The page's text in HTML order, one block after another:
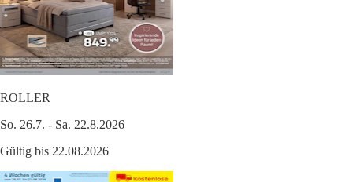
ROLLER
So. 26.7. - Sa. 22.8.2026
Gültig bis 22.08.2026